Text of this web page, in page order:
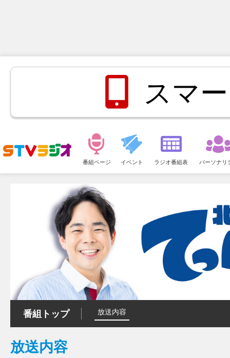
スマ
ュ
ー
番組ページ イベント ラジオ番組表 パーソナリ
番組トップ 放送内容
放送内容